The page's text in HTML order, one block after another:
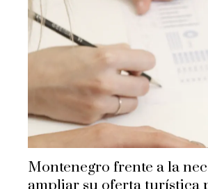
Montenegro frente a la